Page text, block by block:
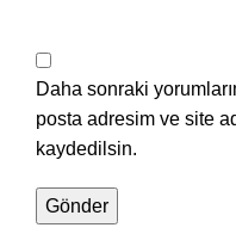
Daha sonraki
posta adresim ve site
kaydedilsin.